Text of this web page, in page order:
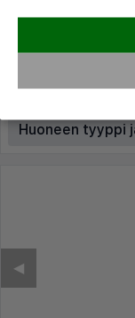
Meno:
ma 05
Yöt:
2
Huoneen tyyppi
◀︎